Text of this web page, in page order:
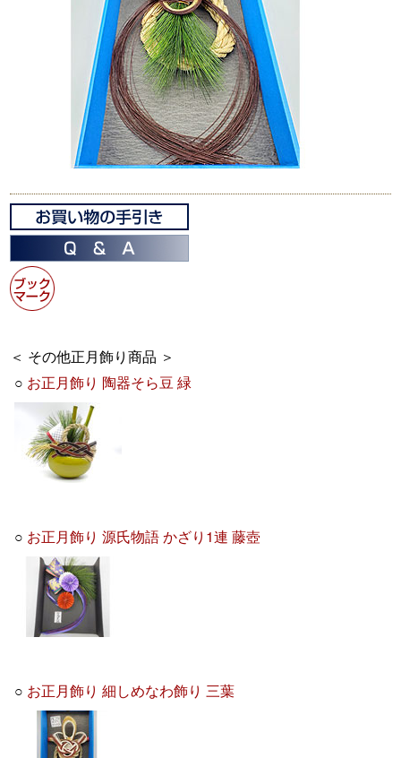
＜ その他正月飾り商品 ＞
○ お正月飾り 陶器そら豆 緑
○ お正月飾り 源氏物語 かざり1連 藤壺
○ お正月飾り 細しめなわ飾り 三葉